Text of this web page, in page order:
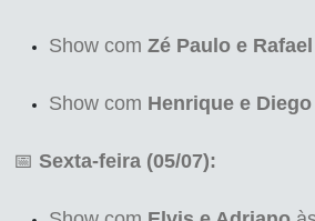
Show com Zé Paulo e Rafael
Show com Henrique e Diego
📅 Sexta-feira (05/07):